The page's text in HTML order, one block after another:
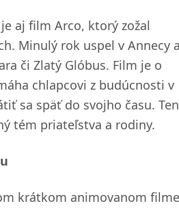
aj film Arco, ktorý zožal
Minulý rok uspel v Annecy
či Zlatý Glóbus. Film je o
chlapcovi z budúcnosti v
sa späť do svojho času.
tém priateľstva a rodiny.
krátkom animovanom filme